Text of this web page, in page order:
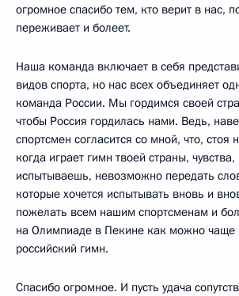
огромное спасибо тем, кто верит в нас,
переживает и болеет.
Наша команда включает в себя
видов спорта, но нас всех объединяет
команда России. Мы гордимся своей
чтобы Россия гордилась нами. Ведь,
спортсмен согласится со мной, что, стоя
когда играет гимн твоей страны,
испытываешь, невозможно передать
которые хочется испытывать вновь и
пожелать всем нашим спортсменам и
на Олимпиаде в Пекине как можно
российский гимн.
Спасибо огромное. И пусть удача